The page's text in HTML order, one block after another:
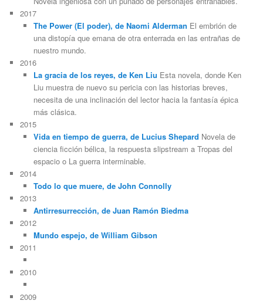
2017
The Power (El poder), de Naomi Alderman El embrión de
una distopía que emana de otra enterrada en las entrañas de
nuestro mundo.
2016
La gracia de los reyes, de Ken Liu Esta novela, donde Ken
Liu muestra de nuevo su pericia con las historias breves,
necesita de una inclinación del lector hacia la fantasía épica
más clásica.
2015
Vida en tiempo de guerra, de Lucius Shepard Novela de
ciencia ficción bélica, la respuesta slipstream a Tropas del
espacio o La guerra interminable.
2014
Todo lo que muere, de John Connolly
2013
Antirresurrección, de Juan Ramón Biedma
2012
Mundo espejo, de William Gibson
2011
2010
2009